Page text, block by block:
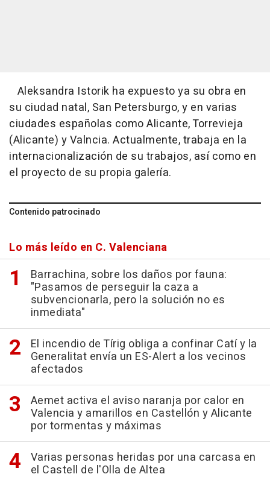
Aleksandra Istorik ha expuesto ya su obra en
su ciudad natal, San Petersburgo, y en varias
ciudades españolas como Alicante, Torrevieja
(Alicante) y Valncia. Actualmente, trabaja en la
internacionalización de su trabajos, así como en
el proyecto de su propia galería.
Contenido patrocinado
Lo más leído en C. Valenciana
Barrachina, sobre los daños por fauna:
"Pasamos de perseguir la caza a
subvencionarla, pero la solución no es
inmediata"
El incendio de Tírig obliga a confinar Catí y la
Generalitat envía un ES-Alert a los vecinos
afectados
Aemet activa el aviso naranja por calor en
Valencia y amarillos en Castellón y Alicante
por tormentas y máximas
Varias personas heridas por una carcasa en
el Castell de l'Olla de Altea